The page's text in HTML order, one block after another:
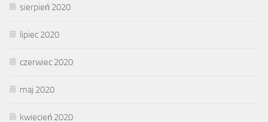
sierpień 2020
lipiec 2020
czerwiec 2020
maj 2020
kwiecień 2020